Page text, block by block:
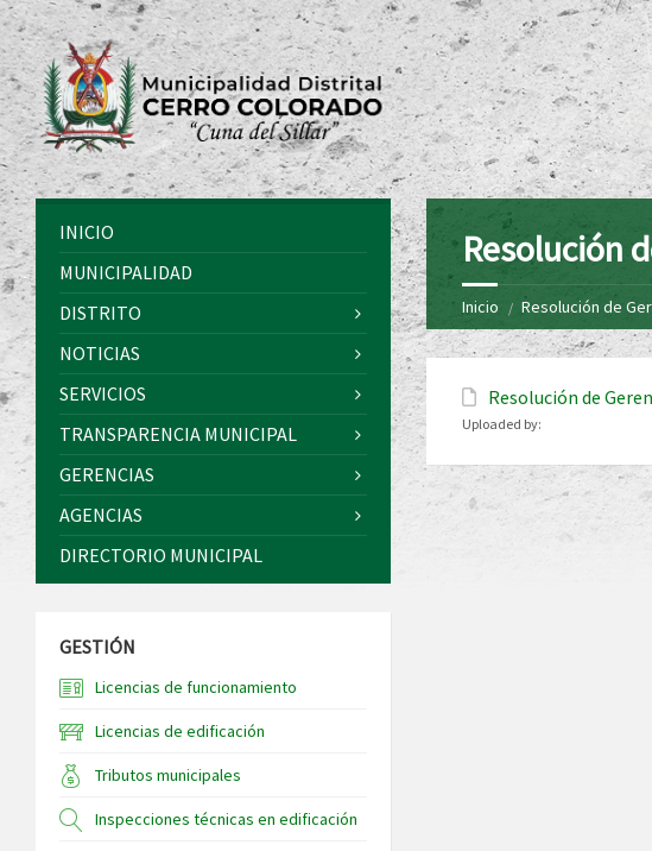
Resolución
Inicio Resolución de
Resolución de
Uploaded by:
INICIO
MUNICIPALIDAD
DISTRITO
NOTICIAS
SERVICIOS
TRANSPARENCIA MUNICIPAL
GERENCIAS
AGENCIAS
DIRECTORIO MUNICIPAL
GESTIÓN
Licencias de funcionamiento
Licencias de edificación
Tributos municipales
Inspecciones técnicas en edificación